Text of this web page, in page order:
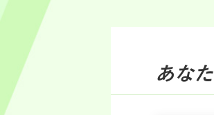
あな